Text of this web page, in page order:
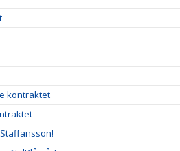
kontraktet